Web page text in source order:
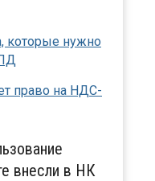
которые нужно
право на НДС-
внесли в НК